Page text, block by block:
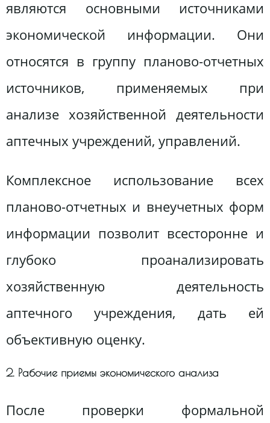
являются основными источниками
экономической информации. Они
относятся в группу планово-отчетных
источников, применяемых при
анализе хозяйственной деятельности
аптечных учреждений, управлений.
Комплексное использование всех
планово-отчетных и внеучетных форм
информации позволит всесторонне и
глубоко проанализировать
хозяйственную деятельность
аптечного учреждения, дать ей
объективную оценку.
2. Рабочие приемы экономического анализа
После проверки формальной